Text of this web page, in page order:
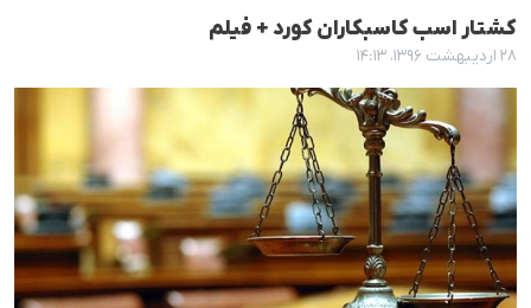
کشتار اسب کاسبکاران کورد + فیلم
۲۸ اردیبهشت ۱۳۹۶، ۱۴:۱۳